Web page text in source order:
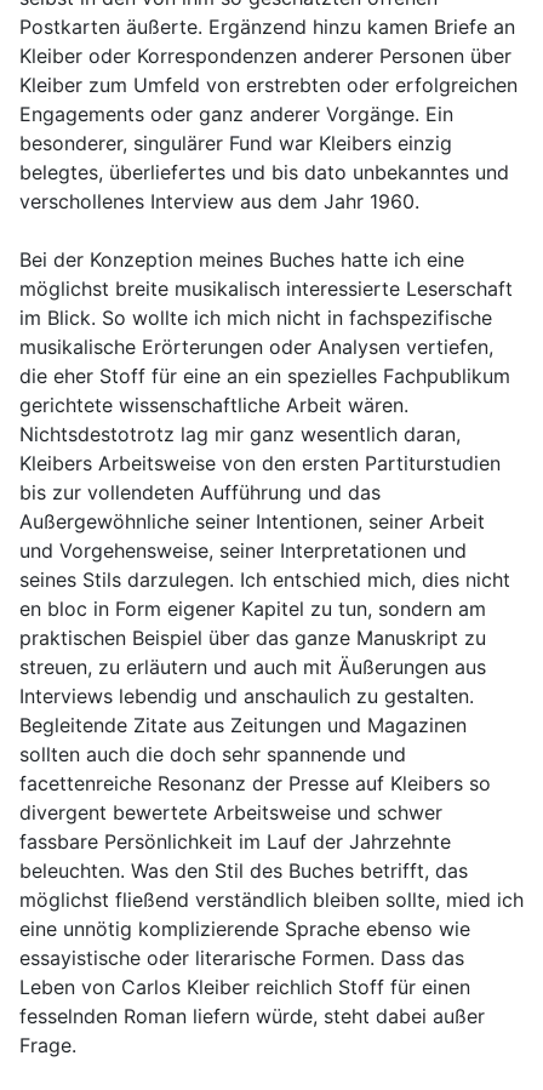
Postkarten äußerte. Ergänzend hinzu kamen Briefe an
Kleiber oder Korrespondenzen anderer Personen über
Kleiber zum Umfeld von erstrebten oder erfolgreichen
Engagements oder ganz anderer Vorgänge. Ein
besonderer, singulärer Fund war Kleibers einzig
belegtes, überliefertes und bis dato unbekanntes und
verschollenes Interview aus dem Jahr 1960.
Bei der Konzeption meines Buches hatte ich eine
möglichst breite musikalisch interessierte Leserschaft
im Blick. So wollte ich mich nicht in fachspezifische
musikalische Erörterungen oder Analysen vertiefen,
die eher Stoff für eine an ein spezielles Fachpublikum
gerichtete wissenschaftliche Arbeit wären.
Nichtsdestotrotz lag mir ganz wesentlich daran,
Kleibers Arbeitsweise von den ersten Partiturstudien
bis zur vollendeten Aufführung und das
Außergewöhnliche seiner Intentionen, seiner Arbeit
und Vorgehensweise, seiner Interpretationen und
seines Stils darzulegen. Ich entschied mich, dies nicht
en bloc in Form eigener Kapitel zu tun, sondern am
praktischen Beispiel über das ganze Manuskript zu
streuen, zu erläutern und auch mit Äußerungen aus
Interviews lebendig und anschaulich zu gestalten.
Begleitende Zitate aus Zeitungen und Magazinen
sollten auch die doch sehr spannende und
facettenreiche Resonanz der Presse auf Kleibers so
divergent bewertete Arbeitsweise und schwer
fassbare Persönlichkeit im Lauf der Jahrzehnte
beleuchten. Was den Stil des Buches betrifft, das
möglichst fließend verständlich bleiben sollte, mied ich
eine unnötig komplizierende Sprache ebenso wie
essayistische oder literarische Formen. Dass das
Leben von Carlos Kleiber reichlich Stoff für einen
fesselnden Roman liefern würde, steht dabei außer
Frage.